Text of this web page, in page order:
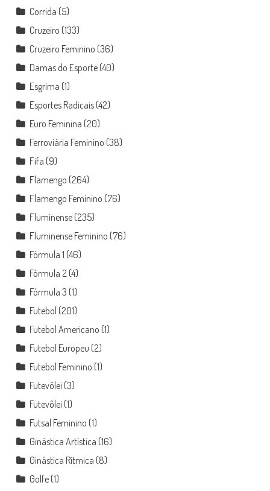
Corrida (5)
Cruzeiro (133)
Cruzeiro Feminino (36)
Damas do Esporte(40)
Esgrima (1)
Esportes Radicais(42)
Euro Feminina (20)
Ferroviária Feminino (38)
Fifa (9)
Flamengo (264)
Flamengo Feminino (76)
Fluminense(235)
Fluminense Feminino (76)
Fórmula 1 (46)
Fórmula 2(4)
Fórmula 3 (1)
Futebol (201)
Futebol Americano (1)
Futebol Europeu (2)
Futebol Feminino (1)
Futevôlei (3)
Futevôlei (1)
Futsal Feminino (1)
Ginástica Artística (16)
Ginástica Rítmica (8)
Golfe(1)